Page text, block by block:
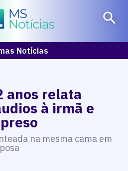
Notícias
anos relata
à irmã e
na mesma cama em